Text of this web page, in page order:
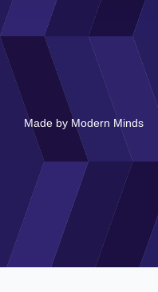
Made by Modern Minds